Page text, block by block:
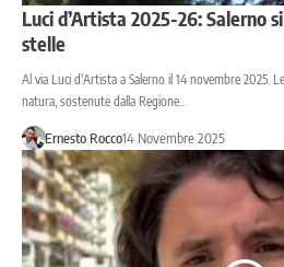
Luci d’Artista 2025-26: Salerno
stelle
Al via Luci d'Artista a Salerno il 14 novembre 2025.
natura, sostenute dalla Regione…
Ernesto Rocco14 Novembre 2025